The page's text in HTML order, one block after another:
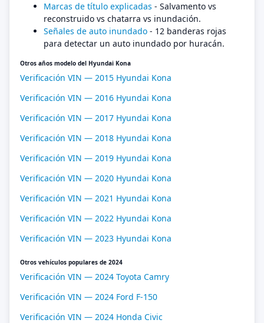
Marcas de título explicadas - Salvamento vs
reconstruido vs chatarra vs inundación.
Señales de auto inundado - 12 banderas rojas
para detectar un auto inundado por huracán.
Otros años modelo del Hyundai Kona
Verificación VIN — 2015 Hyundai Kona
Verificación VIN — 2016 Hyundai Kona
Verificación VIN — 2017 Hyundai Kona
Verificación VIN — 2018 Hyundai Kona
Verificación VIN — 2019 Hyundai Kona
Verificación VIN — 2020 Hyundai Kona
Verificación VIN — 2021 Hyundai Kona
Verificación VIN — 2022 Hyundai Kona
Verificación VIN — 2023 Hyundai Kona
Otros vehículos populares de 2024
Verificación VIN — 2024 Toyota Camry
Verificación VIN — 2024 Ford F-150
Verificación VIN — 2024 Honda Civic